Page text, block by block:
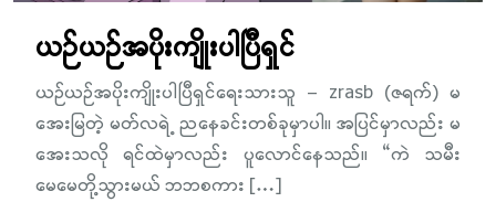
ယဉ်ယဉ်အပိုးကျိုးပါပြီရှင်
ယဉ်ယဉ်အပိုးကျိုးပါပြီရှင်ရေးသားသူ – zrasb (ဇရက်) မ
အေးမြတဲ့ မတ်လရဲ့ ညနေခင်းတစ်ခုမှာပါ။ အပြင်မှာလည်း မ
အေးသလို ရင်ထဲမှာလည်း ပူလောင်နေသည်။ “ကဲ သမီး
မေမေတို့သွားမယ် ဘဘစကား […]